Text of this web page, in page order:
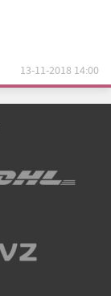
13-11-2018 14:00